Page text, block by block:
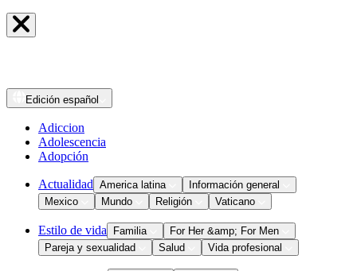
Edición español
Adiccion
Adolescencia
Adopción
Actualidad America latina
Información general
Mexico
Mundo Religión Vaticano
Estilo de vida Familia
For Her &amp; For Men
Pareja y sexualidad
Salud Vida profesional